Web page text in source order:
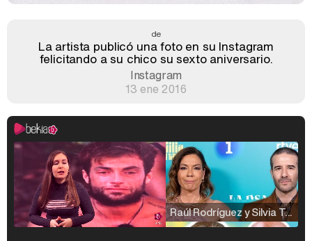
de
La artista publicó una foto en su Instagram
felicitando a su chico su sexto aniversario.
Instagram
13 ene 2016
Raúl Rodríguez y Silvia Taulés nos cuentan su papel en 'La familia de la tele'